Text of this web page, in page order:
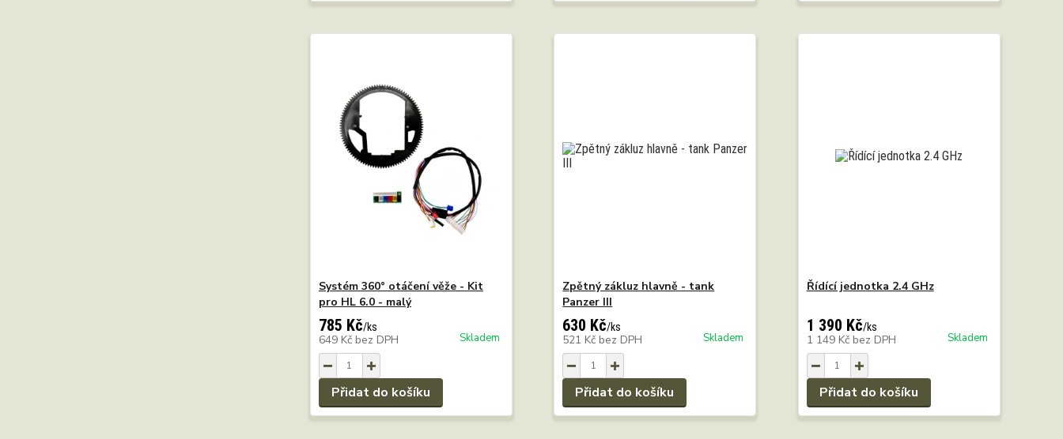
Systém 360° otáčení věže - Kit
pro HL 6.0 - malý
785 Kč/ks
649 Kč bez DPH Skladem
Přidat do košíku
Zpětný zákluz hlavně - tank
Panzer III
630 Kč/ks
521 Kč bez DPH Skladem
Přidat do košíku
Řídící jednotka 2.4 GHz
1 390 Kč/ks
1 149 Kč bez DPH Skladem
Přidat do košíku